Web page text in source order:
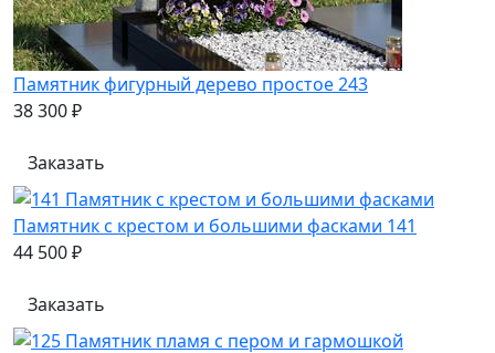
Памятник фигурный дерево простое 243
38 300 ₽
Заказать
Памятник с крестом и большими фасками 141
44 500 ₽
Заказать